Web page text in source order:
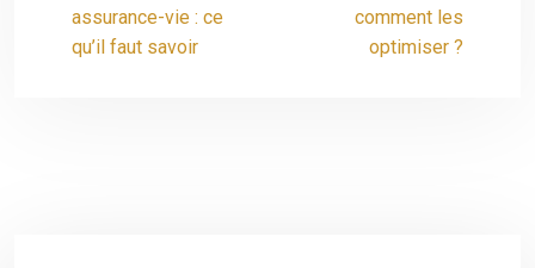
assurance-vie : ce
qu’il faut savoir
comment les
optimiser ?